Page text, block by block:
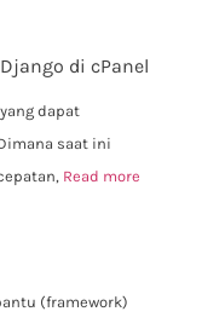
di cPanel
dapat
saat ini
Read more
(framework)